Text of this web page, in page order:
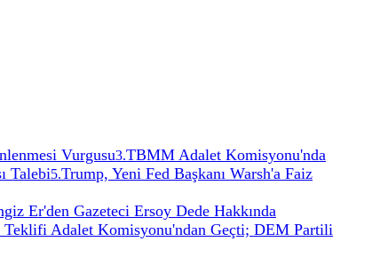
Vurgusu3.TBMM Adalet Komisyonu'nda
Talebi5.Trump, Yeni Fed Başkanı Warsh'a Faiz
Er'den Gazeteci Ersoy Dede Hakkında
Teklifi Adalet Komisyonu'ndan Geçti; DEM Partili